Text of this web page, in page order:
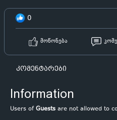
0
მოწონება
კომენტარები
Information
Users ofGuests are not allowed to